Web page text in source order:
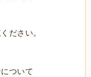
ださい。
ついて